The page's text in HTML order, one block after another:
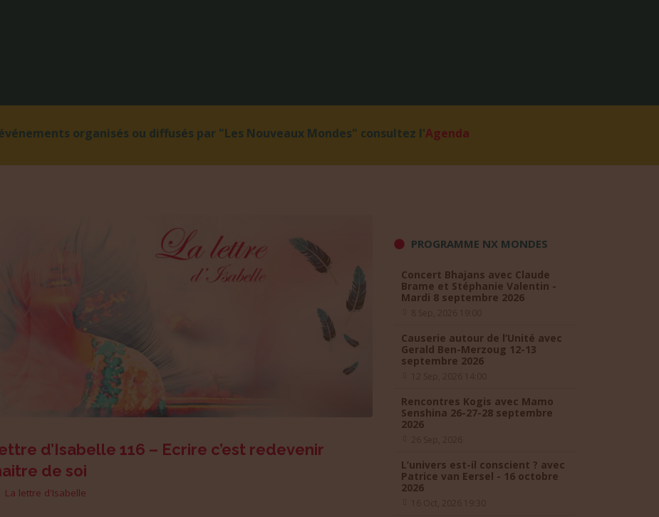
organisés ou diffusés par "Les Nouveaux Mondes" consultez l'Agenda
d’Isabelle 116 – Ecrire c’est redevenir
de soi
La lettre d'Isabelle
PROGRAMME NX MONDES
Concert Bhajans avec Claude
Brame et Stéphanie Valentin -
Mardi 8 septembre 2026
Causerie autour de l’Unité avec
Gerald Ben-Merzoug 12-13
septembre 2026
Rencontres Kogis avec Mamo
Senshina 26-27-28 septembre
2026
L’univers est-il conscient ? avec
Patrice van Eersel - 16 octobre
2026